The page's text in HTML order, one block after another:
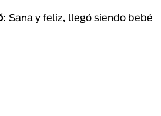
: Sana y feliz, llegó siendo bebé